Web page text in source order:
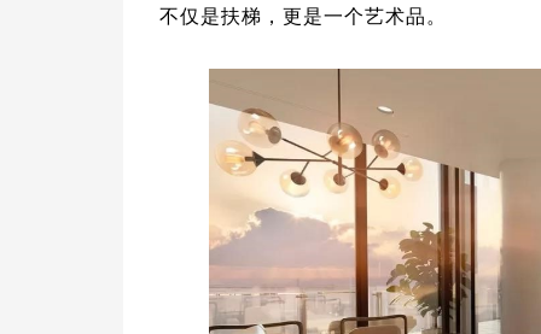
不仅是扶梯，更是一个艺术品。